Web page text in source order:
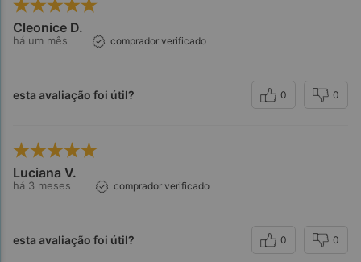
Cleonice D.
há um mês comprador verificado
esta avaliação foi útil? 0 0
Luciana V.
há 3 meses comprador verificado
esta avaliação foi útil? 0 0